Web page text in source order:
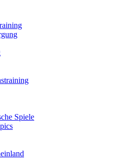
Spiele